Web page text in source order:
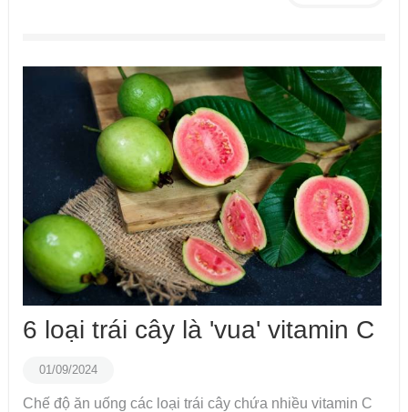
6 loại trái cây là 'vua' vitamin C
01/09/2024
Chế độ ăn uống các loại trái cây chứa nhiều vitamin C